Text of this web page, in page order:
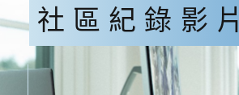
社區紀錄影片